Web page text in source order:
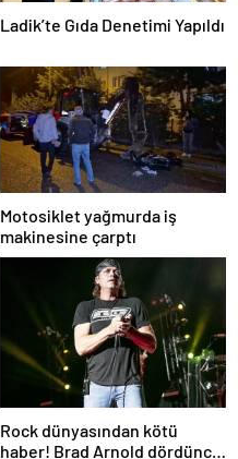
Ladik’te Gıda Denetimi Yapıldı
Motosiklet yağmurda iş
makinesine çarptı
Rock dünyasından kötü
haber! Brad Arnold dördüncü